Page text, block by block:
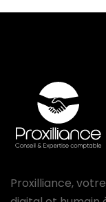
Proxilliance,